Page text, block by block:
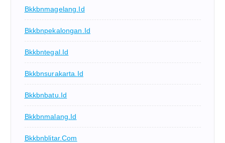
Bkkbnmagelang.id
Bkkbnpekalongan.id
Bkkbntegal.id
Bkkbnsurakarta.id
Bkkbnbatu.id
Bkkbnmalang.id
Bkkbnblitar.com